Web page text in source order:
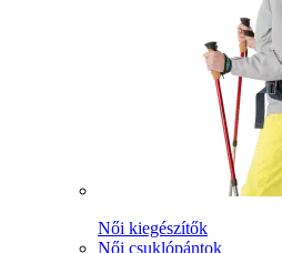
Női kiegészítők
Női csuklópántok